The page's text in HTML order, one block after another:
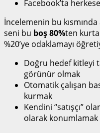
Facebook’ta
İncelemenin bu
seni bu boş 80%ten
%20’ye odaklamayı
Doğru hedef kitleyi
görünür olmak
Otomatik çalışan
kurmak
Kendini “satışçı”
olarak konumlamak